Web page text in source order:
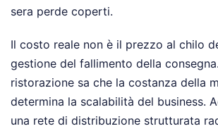
sera perde coperti.
Il costo reale non è il prezzo al chilo
gestione del fallimento della
ristorazione sa che la costanza della
determina la scalabilità del business.
una rete di distribuzione strutturata